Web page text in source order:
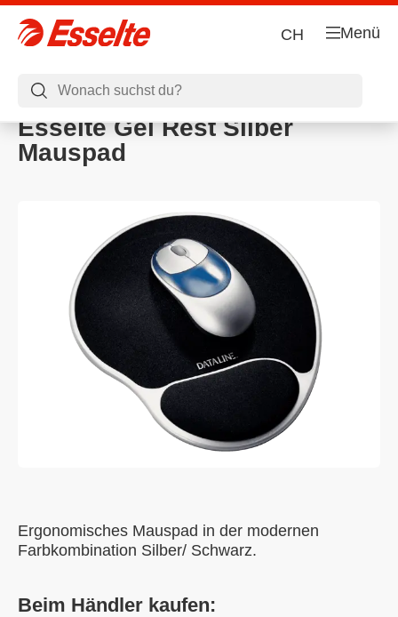
Menü
CH
Esselte Gel Rest Silber
Mauspad
Ergonomisches Mauspad in der modernen
Farbkombination Silber/ Schwarz.
Beim Händler kaufen: